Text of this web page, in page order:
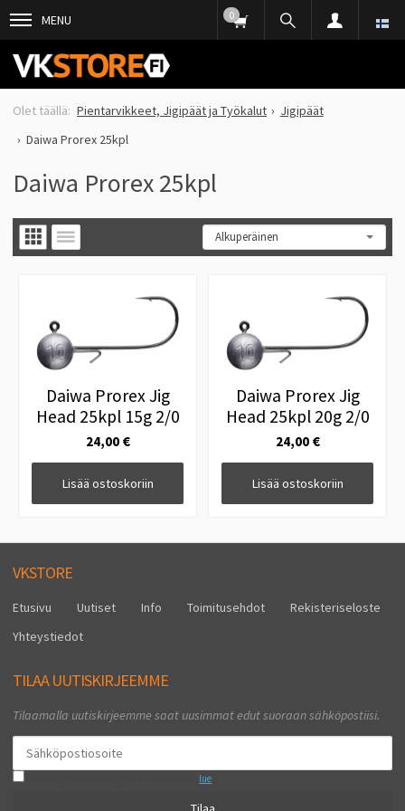
MENU 0
Pientarvikkeet, Jigipäät ja Työkalut
Jigipäät
Daiwa Prorex 25kpl
Daiwa Prorex 25kpl
Daiwa Prorex Jig
Head 25kpl 15g 2/0
24,00 €
Lisää ostoskoriin
Daiwa Prorex Jig
Head 25kpl 20g 2/0
24,00 €
Lisää ostoskoriin
VKSTORE
Etusivu Uutiset Info Toimitusehdot
Rekisteriseloste
Yhteystiedot
TILAA UUTISKIRJEEMME
Tilaamalla uutiskirjeemme saat uusimmat edut suoraan sähköpostiisi.
lue